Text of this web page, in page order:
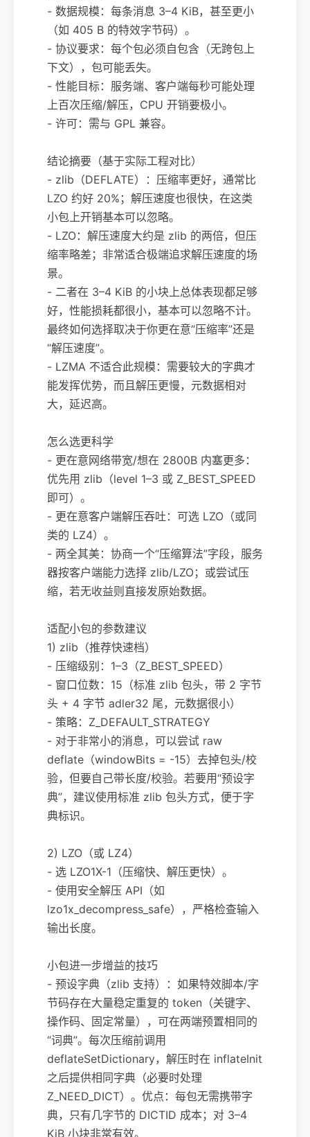
- 数据规模：每条消息 3–4 KiB，甚至更小
（如 405 B 的特效字节码）。
- 协议要求：每个包必须自包含（无跨包上
下文），包可能丢失。
- 性能目标：服务端、客户端每秒可能处理
上百次压缩/解压，CPU 开销要极小。
- 许可：需与 GPL 兼容。
结论摘要（基于实际工程对比）
- zlib（DEFLATE）：压缩率更好，通常比
LZO 约好 20%；解压速度也很快，在这类
小包上开销基本可以忽略。
- LZO：解压速度大约是 zlib 的两倍，但压
缩率略差；非常适合极端追求解压速度的场
景。
- 二者在 3–4 KiB 的小块上总体表现都足够
好，性能损耗都很小，基本可以忽略不计。
最终如何选择取决于你更在意“压缩率”还是
“解压速度”。
- LZMA 不适合此规模：需要较大的字典才
能发挥优势，而且解压更慢，元数据相对
大，延迟高。
怎么选更科学
- 更在意网络带宽/想在 2800B 内塞更多：
优先用 zlib（level 1–3 或 Z_BEST_SPEED
即可）。
- 更在意客户端解压吞吐：可选 LZO（或同
类的 LZ4）。
- 两全其美：协商一个“压缩算法”字段，服务
器按客户端能力选择 zlib/LZO；或尝试压
缩，若无收益则直接发原始数据。
适配小包的参数建议
1) zlib（推荐快速档）
- 压缩级别：1–3（Z_BEST_SPEED）
- 窗口位数：15（标准 zlib 包头，带 2 字节
头 + 4 字节 adler32 尾，元数据很小）
- 策略：Z_DEFAULT_STRATEGY
- 对于非常小的消息，可以尝试 raw
deflate（windowBits = -15）去掉包头/校
验，但要自己带长度/校验。若要用“预设字
典”，建议使用标准 zlib 包头方式，便于字
典标识。
2) LZO（或 LZ4）
- 选 LZO1X-1（压缩快、解压更快）。
- 使用安全解压 API（如
lzo1x_decompress_safe），严格检查输入
输出长度。
小包进一步增益的技巧
- 预设字典（zlib 支持）：如果特效脚本/字
节码存在大量稳定重复的 token（关键字、
操作码、固定常量），可在两端预置相同的
“词典”。每次压缩前调用
deflateSetDictionary，解压时在 inflateInit
之后提供相同字典（必要时处理
Z_NEED_DICT）。优点：每包无需携带字
典，只有几字节的 DICTID 成本；对 3–4
KiB 小块非常有效。